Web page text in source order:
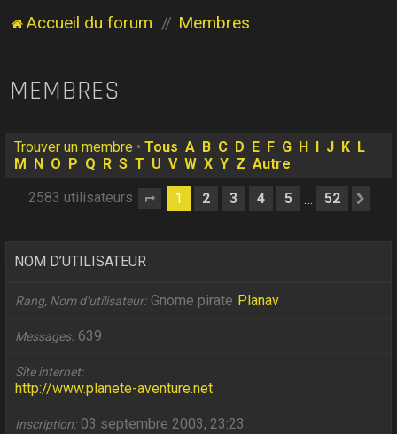
Accueil du forum Membres
MEMBRES
Trouver un membre •Tous A B C D E F G H J K L
M
N O P Q R S T U V W X Y Z Autre
2583 utilisateurs Page 1sur52
1 2 3 4 5 … 52
NOM D’UTILISATEUR
Rang, Nom d’utilisateur Gnome pirate Planav
Messages 639
Site internet
http://www.planete-aventure.net
Inscription 03 septembre 2003, 23:23